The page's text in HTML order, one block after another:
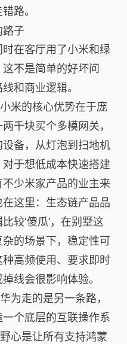
路。
路子
在客厅用了小米和绿
不是简单的好坏问
和商业逻辑。
小米的核心优势在于庞
千块买个多模网关，
备，从灯泡到扫地机
于想低成本快速搭建
少米家产品的业主来
这里：生态链产品品
较‘傻瓜’，在别墅这
的场景下，稳定性可
高频使用、要求即时
线会很影响体验。
华为走的是另一条路，
个底层的互联操作系
心是让所有支持鸿蒙